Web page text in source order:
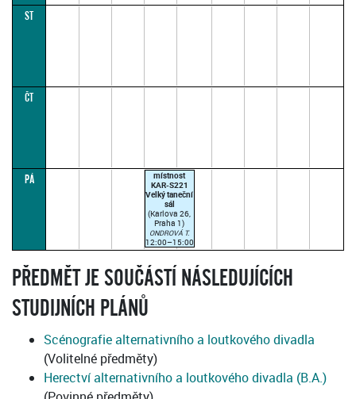
ST
ČT
PÁ
místnost
KAR-S221
Velký taneční
sál
(Karlova 26,
Praha 1)
ONDROVÁ T.
12:00–15:00
(paralelka 1)
PŘEDMĚT JE SOUČÁSTÍ NÁSLEDUJÍCÍCH
STUDIJNÍCH PLÁNŮ
Scénografie alternativního a loutkového divadla
(Volitelné předměty)
Herectví alternativního a loutkového divadla (B.A.)